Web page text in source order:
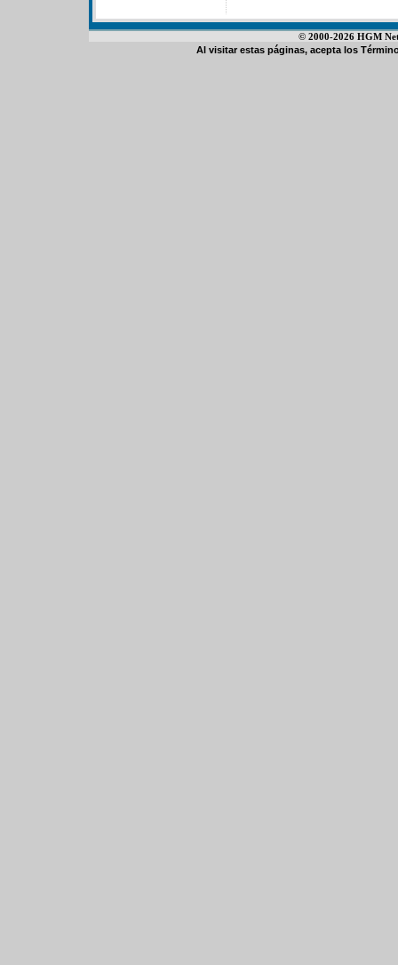
© 2000-2026 HGM
Al visitar estas páginas, acepta los